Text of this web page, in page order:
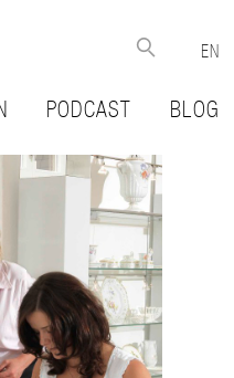
EN
PODCAST BLOG